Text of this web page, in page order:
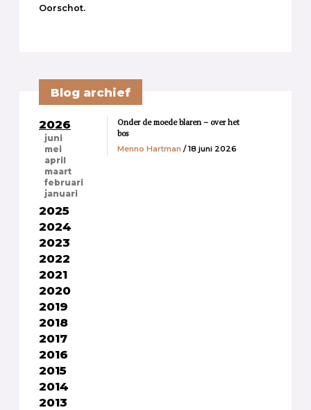
Oorschot.
Blog archief
2026
juni
mei
april
maart
februari
januari
2025
2024
2023
2022
2021
2020
2019
2018
2017
2016
2015
2014
2013
Onder de moede blaren – over het
bos
Menno Hartman / 18 juni 2026